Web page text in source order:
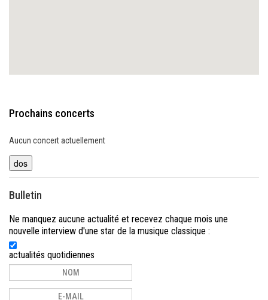
Prochains concerts
Aucun concert actuellement
Bulletin
Ne manquez aucune actualité et recevez chaque mois une
nouvelle interview d'une star de la musique classique :
actualités quotidiennes